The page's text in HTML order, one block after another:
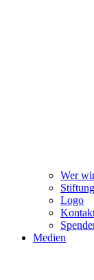
Wer
Logo
Medien